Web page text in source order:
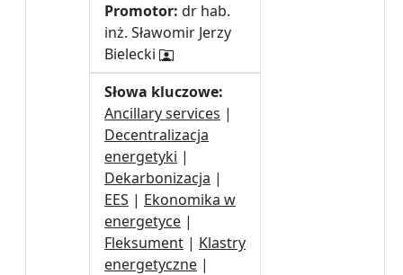
Promotor: dr hab.
inż. Sławomir Jerzy
Bielecki
Słowa kluczowe:
Ancillary services |
Decentralizacja
energetyki |
Dekarbonizacja |
EES | Ekonomika w
energetyce |
Fleksument | Klastry
energetyczne |